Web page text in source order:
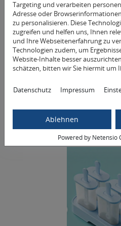
Targeting und verarbeiten
Adresse oder
zu personalisieren. Diese
zugreifen und helfen uns, Ihnen
und Ihre Webseitenerfahrung zu
Technologien zudem, um
Website-Inhalte besser
schätzen, bitten wir Sie hiermit um
Datenschutz Impressum
Ablehnen
Powered by Netensio
Tilia® Ice
Für effektive
Mehr